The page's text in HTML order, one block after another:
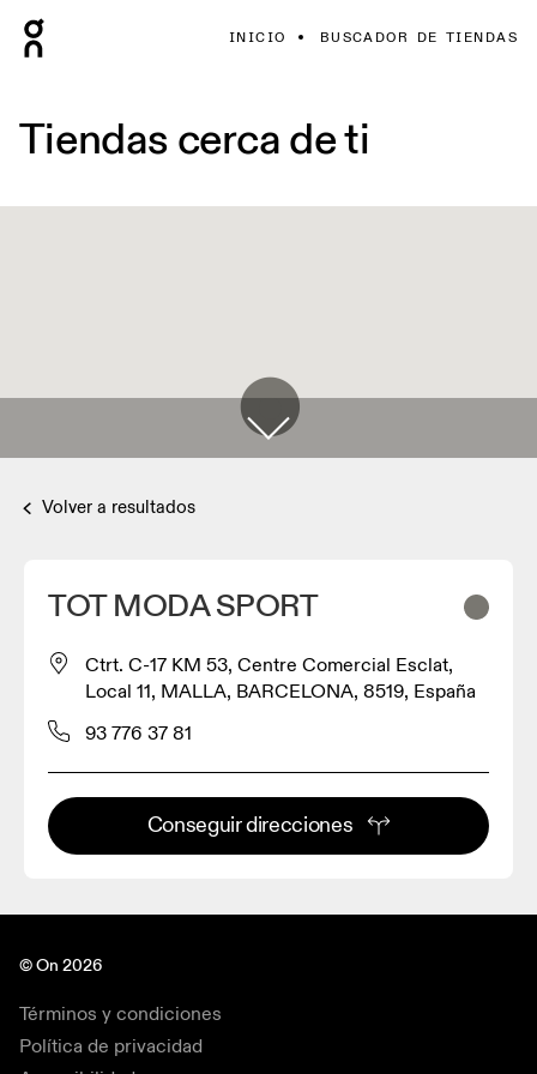
INICIO BUSCADOR DE TIENDAS
Tiendas cerca de ti
Volver a resultados
TOT MODA SPORT
Ctrt. C-17 KM 53, Centre Comercial Esclat,
Local 11, MALLA, BARCELONA, 8519, España
93 776 37 81
Conseguir direcciones
© On 2026
Términos y condiciones
Política de privacidad